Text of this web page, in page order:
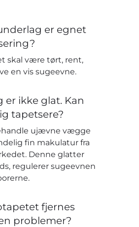
er egnet
skal være tørt, rent,
en vis sugeevne.
er ikke glat. Kan
tapetsere?
ujævne vægge
fin makulatur fra
Denne glatter
regulerer sugeevnen
fjernes
problemer?